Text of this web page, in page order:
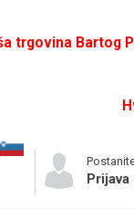
trgovina Bartog
Prijava